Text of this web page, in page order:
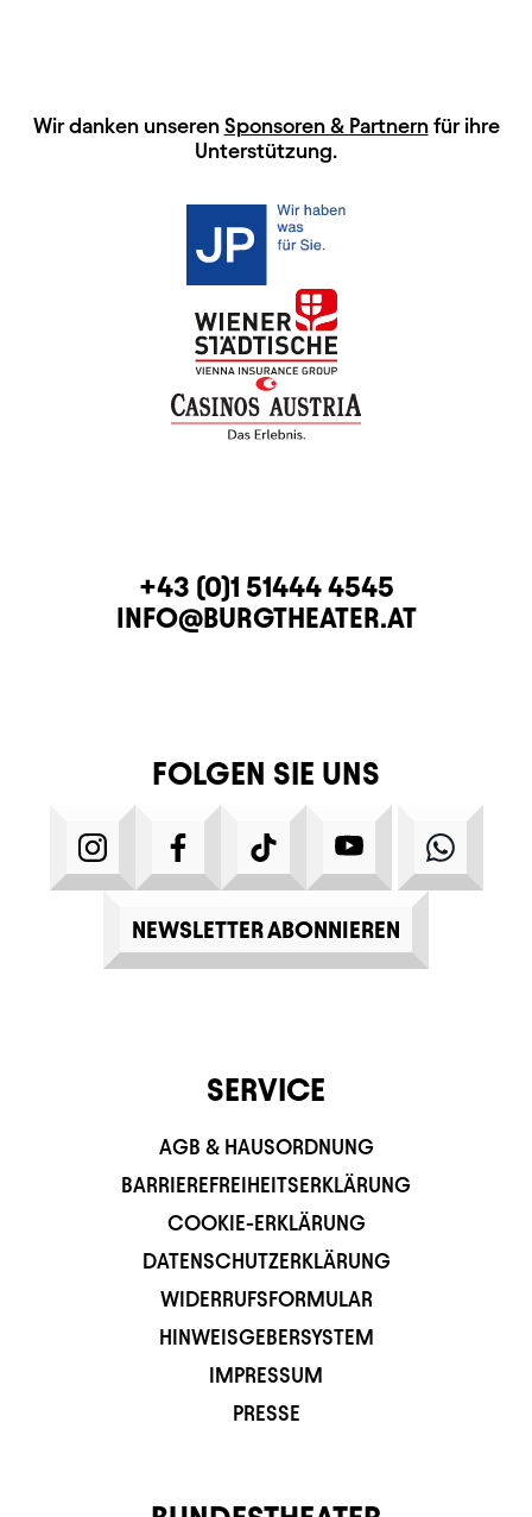
HAUPTSPONSOREN
Wir danken unseren Sponsoren & Partnernfür ihre
Unterstützung.
KONTAKTTELEFON
+43 (0)1 51444 4545
E-MAIL
INFO@BURGTHEATER.AT
FOLGEN SIE UNS
INSTAGRAMFACEBOOKTIKTOK YOUTUBE
NEWSLETTER ABONNIEREN
SERVICE
AGB & HAUSORDNUNG
BARRIEREFREIHEITSERKLÄRUNG
COOKIE-ERKLÄRUNG
DATENSCHUTZERKLÄRUNG
WIDERRUFSFORMULAR
HINWEISGEBERSYSTEM
IMPRESSUM
PRESSE